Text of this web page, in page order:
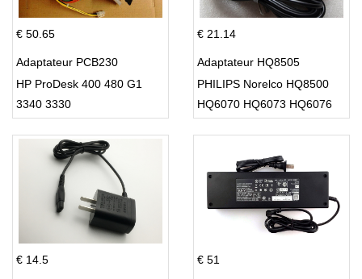
€ 50.65
Adaptateur PCB230
HP ProDesk 400 480 G1
3340 3330
€ 21.14
Adaptateur HQ8505
PHILIPS Norelco HQ8500
HQ6070 HQ6073 HQ6076
€ 14.5 € 51